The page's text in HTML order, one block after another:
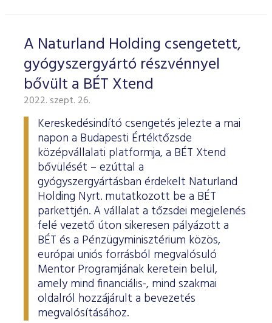
A Naturland Holding csengetett,
gyógyszergyártó részvénnyel
bővült a BÉT Xtend
2022. szept. 26.
Kereskedésindító csengetés jelezte a mai
napon a Budapesti Értéktőzsde
középvállalati platformja, a BÉT Xtend
bővülését – ezúttal a
gyógyszergyártásban érdekelt Naturland
Holding Nyrt. mutatkozott be a BÉT
parkettjén. A vállalat a tőzsdei megjelenés
felé vezető úton sikeresen pályázott a
BÉT és a Pénzügyminisztérium közös,
európai uniós forrásból megvalósuló
Mentor Programjának keretein belül,
amely mind financiális-, mind szakmai
oldalról hozzájárult a bevezetés
megvalósításához.